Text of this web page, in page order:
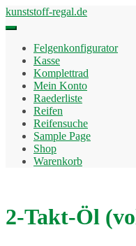
Skip
to
kunststoff-regal.de
Felgenkonfigurator
Kasse
Komplettrad
Mein Konto
Raederliste
Reifen
Reifensuche
Sample Page
Shop
Warenkorb
2-Takt-Öl